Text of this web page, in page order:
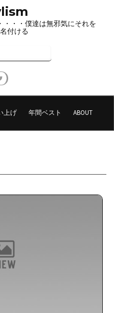
・・僕達は無邪気にそれを
付ける
上げ 年間ベスト ABOUT